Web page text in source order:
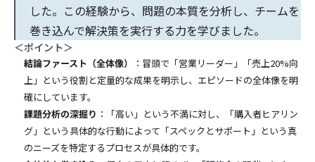
した。この経験から、問題の本質を分析し、チームを
巻き込んで解決策を実行する力を学びました。
＜ポイント＞
結論ファースト（全体像）
：冒頭で「営業リーダー」「売上20%向
上」という役割と定量的な成果を明示し、エピソードの全体像を明
確にしています。
課題分析の深掘り ：「高い」という不満に対し、「購入者ヒアリン
グ」という具体的な行動によって「スペックとサポート」という真
のニーズを特定するプロセスが具体的です。